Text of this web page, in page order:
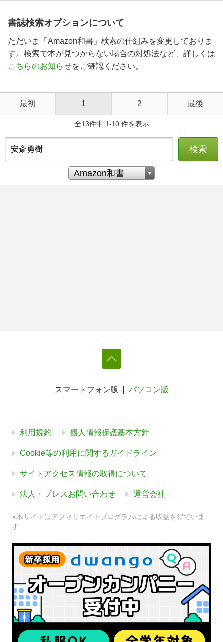
書誌検索オプションについて
ただいま「Amazon和書」検索の仕組みを変更しておりま
す。検索で本が見つからない場合の対処法など、詳しくは
こちらのお知らせをご確認ください。
最初 1 2 最後
全13件中 1-10 件を表示
検索
スマートフォン版 パソコン版
利用規約 個人情報保護基本方針
Cookie等の利用に関するガイドライン
サイトアクセス情報の取得について
法人・プレスお問い合わせ 運営会社
※本サイトはアフィリエイトプログラムによる収益を得ていま
す